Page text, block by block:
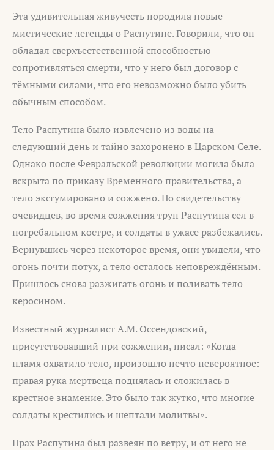
Эта удивительная живучесть породила новые
мистические легенды о Распутине. Говорили, что он
обладал сверхъестественной способностью
сопротивляться смерти, что у него был договор с
тёмными силами, что его невозможно было убить
обычным способом.
Тело Распутина было извлечено из воды на
следующий день и тайно захоронено в Царском Селе.
Однако после Февральской революции могила была
вскрыта по приказу Временного правительства, а
тело эксгумировано и сожжено. По свидетельству
очевидцев, во время сожжения труп Распутина сел в
погребальном костре, и солдаты в ужасе разбежались.
Вернувшись через некоторое время, они увидели, что
огонь почти потух, а тело осталось неповреждённым.
Пришлось снова разжигать огонь и поливать тело
керосином.
Известный журналист А.М. Оссендовский,
присутствовавший при сожжении, писал: «Когда
пламя охватило тело, произошло нечто невероятное:
правая рука мертвеца поднялась и сложилась в
крестное знамение. Это было так жутко, что многие
солдаты крестились и шептали молитвы».
Прах Распутина был развеян по ветру, и от него не